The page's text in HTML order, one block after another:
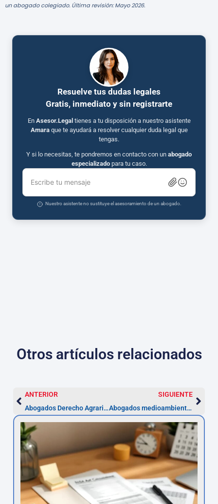
un abogado colegiado. Última revisión: Mayo 2026.
Resuelve tus dudas legales
Gratis, inmediato y sin registrarte
En Asesor.Legal tienes a tu disposición a nuestro asistente
Amaraque te ayudará a resolver cualquier duda legal que
tengas.
Y si lo necesitas, te pondremos en contacto con un abogado
especializadopara tu caso.
Escribe tu mensaje
Nuestro asistente no sustituye el asesoramiento de un abogado.
Otros artículos relacionados
ANTERIOR
Abogados Derecho Agrario en Pamplona | Asesor.Legal
SIGUIENTE
Abogados medioambientales en Pamplona